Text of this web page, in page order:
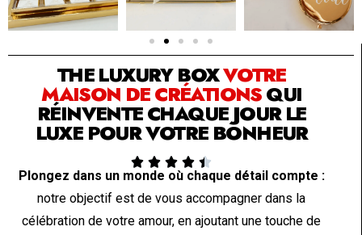
SOLUTION PAR THE LUXURY BOX & CO
THE LUXURY BOXVOTRE
MAISON DE CRÉATIONSQUI
RÉINVENTE CHAQUE JOUR LE
LUXE POUR VOTRE BONHEUR
    
Plongez dans un monde où chaque détail compte :
notre objectif est de vous accompagner dans la
célébration de votre amour, en ajoutant une touche de